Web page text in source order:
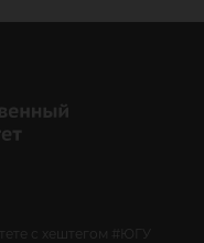
с хештегом #ЮГУ